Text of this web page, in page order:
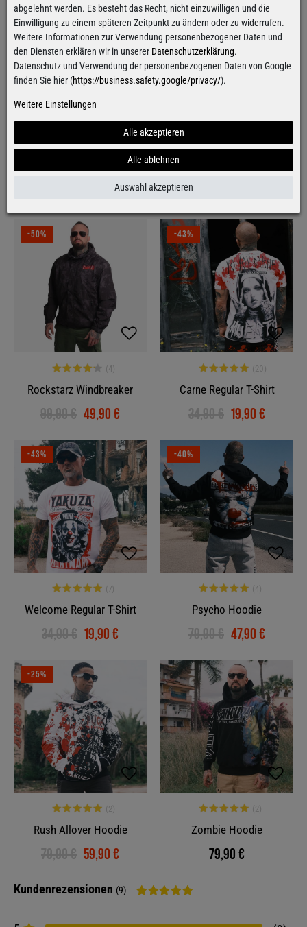
Artikelbeschreibung
Zusammensetzung & Pflege
Passform
Herstellerinformationen
-50%
Rockstarz Windbreaker
99,90 € 49,90 €
-43%
Carne Regular T-Shirt
34,90 € 19,90 €
-43%
Welcome Regular T-Shirt
34,90 € 19,90 €
-40%
Psycho Hoodie
79,90 € 47,90 €
-25%
Rush Allover Hoodie
79,90 € 59,90 €
Zombie Hoodie
79,90 €
Kundenrezensionen (9)
abgelehnt werden. Es besteht das Recht, nicht einzuwilligen und die
Einwilligung zu einem späteren Zeitpunkt zu ändern oder zu widerrufen.
Weitere Informationen zur Verwendung personenbezogener Daten und
den Diensten erklären wir in unserer Datenschutzerklärung.
Datenschutz und Verwendung der personenbezogenen Daten von Google
finden Sie hier (https://business.safety.google/privacy/).
Weitere Einstellungen
Alle akzeptieren
Alle ablehnen
Auswahl akzeptieren